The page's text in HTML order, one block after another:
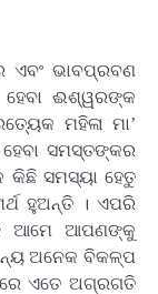
ଏବଂ ଭାବପ୍ରବଣ
ହେବା ଈଶ୍ୱରଙ୍କ
ମହିଳା ମା’
ହେବା ସମସ୍ତଙ୍କର
କିଛି ସମସ୍ୟା ହେତୁ
ହୁଅନ୍ତି । ଏପରି
ଆମେ ଆପଣଙ୍କୁ
ଅନେକ ବିକଳ୍ପ
ଏତେ ଅଗ୍ରଗତି